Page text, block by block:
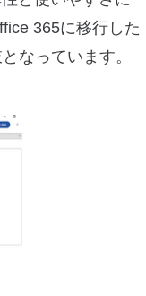
365に移行した
なっています。